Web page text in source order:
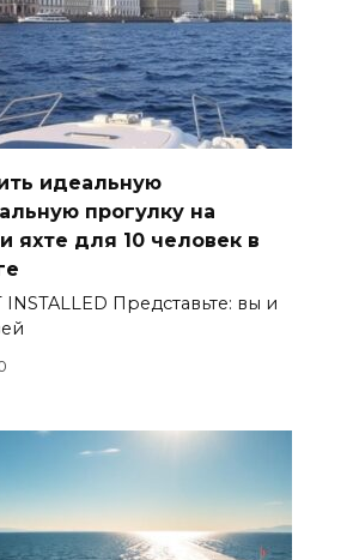
идеальную
прогулку на
яхте для 10 человек в
INSTALLED Представьте: вы и